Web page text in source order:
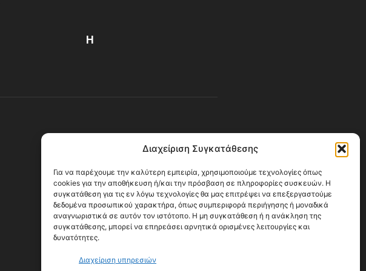
Διαχείριση Συγκατάθεσης
Για να παρέχουμε την καλύτερη εμπειρία, χρησιμοποιούμε τεχνολογίες όπως
cookies για την αποθήκευση ή/και την πρόσβαση σε πληροφορίες συσκευών. Η
συγκατάθεση για τις εν λόγω τεχνολογίες θα μας επιτρέψει να επεξεργαστούμε
δεδομένα προσωπικού χαρακτήρα, όπως συμπεριφορά περιήγησης ή μοναδικά
αναγνωριστικά σε αυτόν τον ιστότοπο. Η μη συγκατάθεση ή η ανάκληση της
συγκατάθεσης, μπορεί να επηρεάσει αρνητικά ορισμένες λειτουργίες και
δυνατότητες.
Διαχείριση υπηρεσιών
Η
ΑΚΟΛΟΥΘΗΣΕ ΜΑΣ